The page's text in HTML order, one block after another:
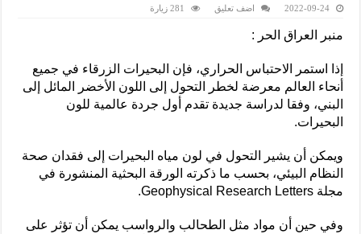
2022-09-24 اضف تعليق 281 زيارة
منبر العراق الحر :
إذا استمر الاحتباس الحراري، فإن البحيرات الزرقاء في جميع
أنحاء العالم معرضة لخطر التحول إلى اللون الأخضر المائل إلى
البني، وفقا لدراسة جديدة تقدم أول جردة عالمية للون
البحيرات.
ويمكن أن يشير التحول في لون مياه البحيرات إلى فقدان صحة
النظام البيئي، بحسب ما ذكرته الورقة البحثية المنشورة في
مجلة Geophysical Research Letters.
وفي حين أن مواد مثل الطحالب والرواسب يمكن أن تؤثر على